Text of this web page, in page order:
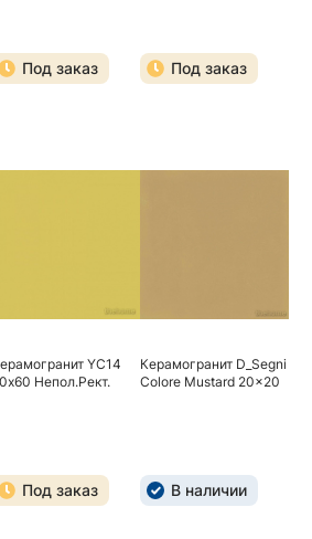
Под заказ Под заказ
YC14
Непол.Рект.
Под заказ
Керамогранит D_Segni
Colore Mustard 20x20
В наличии